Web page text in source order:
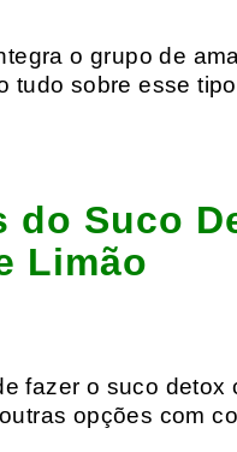
o grupo de
tudo sobre esse
do Suco
Limão
fazer o suco
opções com